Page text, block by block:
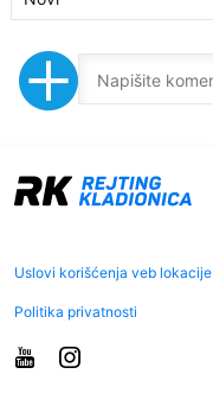
Uslovi korišćenja veb lokacije
Politika privatnosti